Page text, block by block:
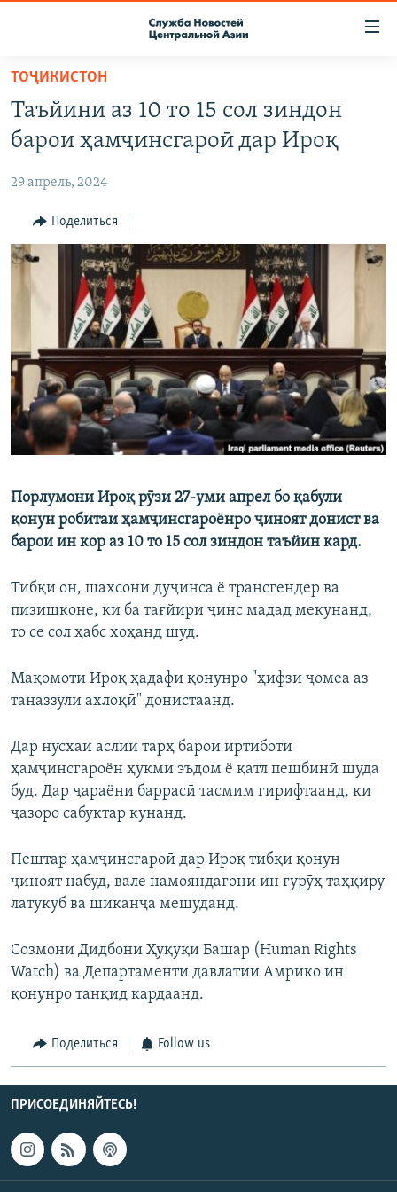
Вернуться
основному
содержанию
Вернутся
навигации
Вернутся
ПОДПИСКА
КОНТАКТЫ
RFE/RL ДИРЕКТ
НАСТОЯЩЕЕ ВРЕМЯ
МИГРАНТ МЕДИА
ТОҶИКИСТОН
Таъйини аз 10 то 15 сол зиндон
барои ҳамҷинсгароӣ дар Ироқ
29 апрель, 2024
Поделиться
Порлумони Ироқ рӯзи 27-уми апрел бо қабули
қонун робитаи ҳамҷинсгароёнро ҷиноят донист ва
барои ин кор аз 10 то 15 сол зиндон таъйин кард.
Тибқи он, шахсони дуҷинса ё трансгендер ва
пизишконе, ки ба тағйири ҷинс мадад мекунанд,
то се сол ҳабс хоҳанд шуд.
Мақомоти Ироқ ҳадафи қонунро "ҳифзи ҷомеа аз
таназзули ахлоқӣ" донистаанд.
Дар нусхаи аслии тарҳ барои иртиботи
ҳамҷинсгароён ҳукми эъдом ё қатл пешбинӣ шуда
буд. Дар ҷараёни баррасӣ тасмим гирифтаанд, ки
ҷазоро сабуктар кунанд.
Пештар ҳамҷинсгароӣ дар Ироқ тибқи қонун
ҷиноят набуд, вале намояндагони ин гурӯҳ таҳқиру
латукӯб ва шиканҷа мешуданд.
Созмони Дидбони Ҳуқуқи Башар (Human Rights
Watch) ва Департаменти давлатии Амрико ин
қонунро танқид кардаанд.
Поделиться Follow us
ПРИСОЕДИНЯЙТЕСЬ!